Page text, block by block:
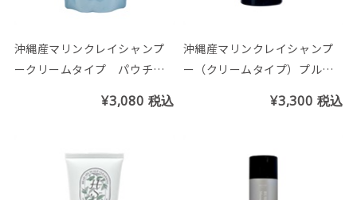
沖縄産マリンクレイシャンプ
ークリームタイプ パウチ
¥3,080 税込
沖縄産マリンクレイシャンプ
ー（クリームタイプ）プルメ
¥3,300 税込